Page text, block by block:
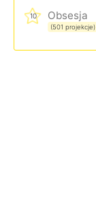
10 Obsesja
(501 projekcje)